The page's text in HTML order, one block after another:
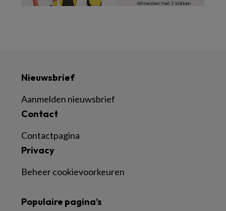
Nieuwsbrief
Aanmelden nieuwsbrief
Contact
Contactpagina
Privacy
Beheer cookievoorkeuren
Populaire pagina’s